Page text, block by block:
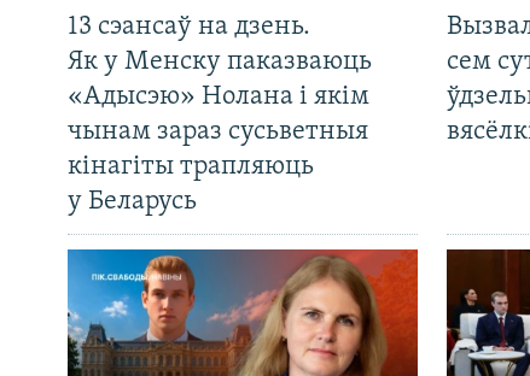
13 сэансаў на дзень.
Як у Менску паказваюць
«Адысэю» Нолана і якім
чынам зараз сусьветныя
кінагіты трапляюць
у Беларусь
сем